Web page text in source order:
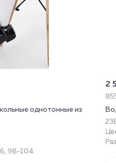
однотонные из
98-104
2